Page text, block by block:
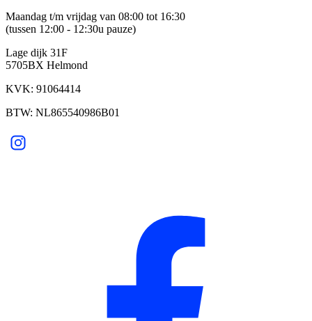
Maandag t/m vrijdag van 08:00 tot 16:30
(tussen 12:00 - 12:30u pauze)
Lage dijk 31F
5705BX Helmond
KVK: 91064414
BTW: NL865540986B01